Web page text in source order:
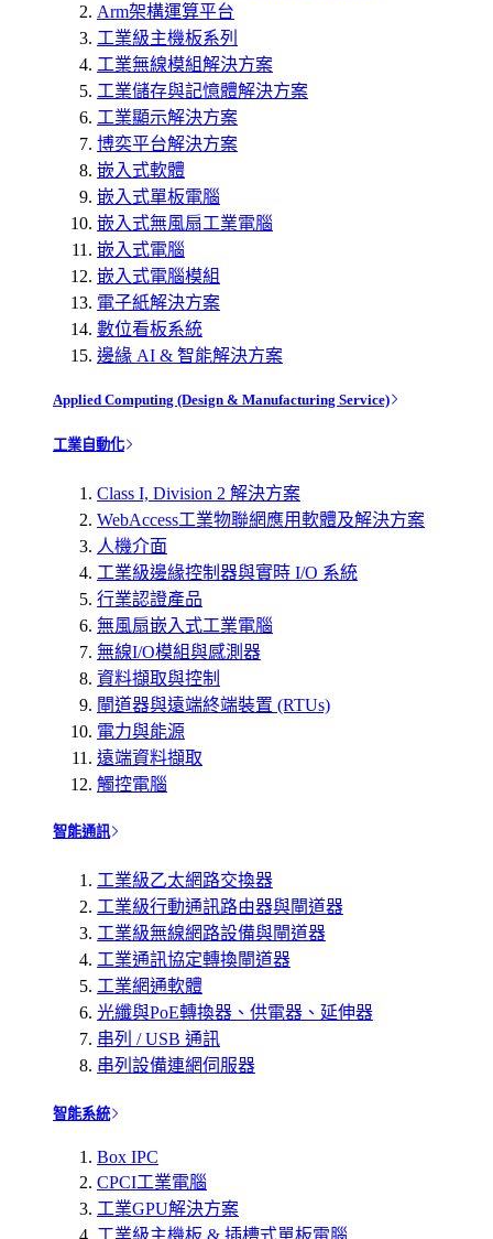
Arm架構運算平台
工業級主機板系列
工業無線模組解決方案
工業儲存與記憶體解決方案
工業顯示解決方案
博奕平台解決方案
嵌入式軟體
嵌入式單板電腦
嵌入式無風扇工業電腦
嵌入式電腦
嵌入式電腦模組
電子紙解決方案
數位看板系統
邊緣 AI & 智能解決方案
Applied Computing (Design & Manufacturing Service)
工業自動化
Class I, Division 2 解決方案
WebAccess工業物聯網應用軟體及解決方案
人機介面
工業級邊緣控制器與實時 I/O 系統
行業認證產品
無風扇嵌入式工業電腦
無線I/O模組與感測器
資料擷取與控制
閘道器與遠端終端裝置 (RTUs)
電力與能源
遠端資料擷取
觸控電腦
智能通訊
工業級乙太網路交換器
工業級行動通訊路由器與閘道器
工業級無線網路設備與閘道器
工業通訊協定轉換閘道器
工業網通軟體
光纖與PoE轉換器、供電器、延伸器
串列 / USB 通訊
串列設備連網伺服器
智能系統
Box IPC
CPCI工業電腦
工業GPU解決方案
工業級主機板 & 插槽式單板電腦